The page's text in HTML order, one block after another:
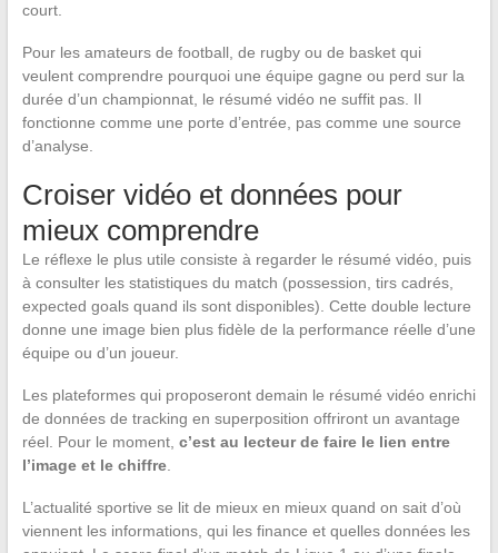
court.
Pour les amateurs de football, de rugby ou de basket qui
veulent comprendre pourquoi une équipe gagne ou perd sur la
durée d’un championnat, le résumé vidéo ne suffit pas. Il
fonctionne comme une porte d’entrée, pas comme une source
d’analyse.
Croiser vidéo et données pour
mieux comprendre
Le réflexe le plus utile consiste à regarder le résumé vidéo, puis
à consulter les statistiques du match (possession, tirs cadrés,
expected goals quand ils sont disponibles). Cette double lecture
donne une image bien plus fidèle de la performance réelle d’une
équipe ou d’un joueur.
Les plateformes qui proposeront demain le résumé vidéo enrichi
de données de tracking en superposition offriront un avantage
réel. Pour le moment, c’est au lecteur de faire le lien entre
l’image et le chiffre.
L’actualité sportive se lit de mieux en mieux quand on sait d’où
viennent les informations, qui les finance et quelles données les